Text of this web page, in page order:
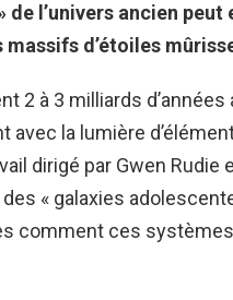
de l’univers ancien peut
d’étoiles
2 à 3 milliards d’années
la lumière
dirigé par Gwen Rudie
« galaxies
comment ces